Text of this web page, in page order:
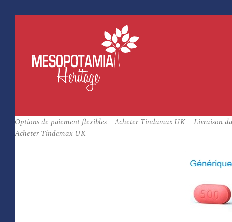
Options de paiement flexibles – Acheter Tindamax UK – Livraison
Acheter Tindamax UK